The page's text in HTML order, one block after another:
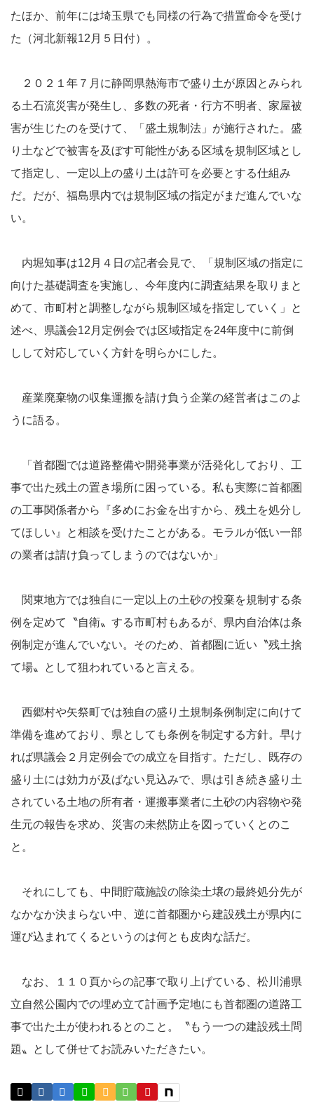
たほか、前年には埼玉県でも同様の行為で措置命令を受け
た（河北新報12月５日付）。
２０２１年７月に静岡県熱海市で盛り土が原因とみられ
る土石流災害が発生し、多数の死者・行方不明者、家屋被
害が生じたのを受けて、「盛土規制法」が施行された。盛
り土などで被害を及ぼす可能性がある区域を規制区域とし
て指定し、一定以上の盛り土は許可を必要とする仕組み
だ。だが、福島県内では規制区域の指定がまだ進んでいな
い。
内堀知事は12月４日の記者会見で、「規制区域の指定に
向けた基礎調査を実施し、今年度内に調査結果を取りまと
めて、市町村と調整しながら規制区域を指定していく」と
述べ、県議会12月定例会では区域指定を24年度中に前倒
しして対応していく方針を明らかにした。
産業廃棄物の収集運搬を請け負う企業の経営者はこのよ
うに語る。
「首都圏では道路整備や開発事業が活発化しており、工
事で出た残土の置き場所に困っている。私も実際に首都圏
の工事関係者から『多めにお金を出すから、残土を処分し
てほしい』と相談を受けたことがある。モラルが低い一部
の業者は請け負ってしまうのではないか」
関東地方では独自に一定以上の土砂の投棄を規制する条
例を定めて〝自衛〟する市町村もあるが、県内自治体は条
例制定が進んでいない。そのため、首都圏に近い〝残土捨
て場〟として狙われていると言える。
西郷村や矢祭町では独自の盛り土規制条例制定に向けて
準備を進めており、県としても条例を制定する方針。早け
れば県議会２月定例会での成立を目指す。ただし、既存の
盛り土には効力が及ばない見込みで、県は引き続き盛り土
されている土地の所有者・運搬事業者に土砂の内容物や発
生元の報告を求め、災害の未然防止を図っていくとのこ
と。
それにしても、中間貯蔵施設の除染土壌の最終処分先が
なかなか決まらない中、逆に首都圏から建設残土が県内に
運び込まれてくるというのは何とも皮肉な話だ。
なお、１１０頁からの記事で取り上げている、松川浦県
立自然公園内での埋め立て計画予定地にも首都圏の道路工
事で出た土が使われるとのこと。〝もう一つの建設残土問
題〟として併せてお読みいただきたい。